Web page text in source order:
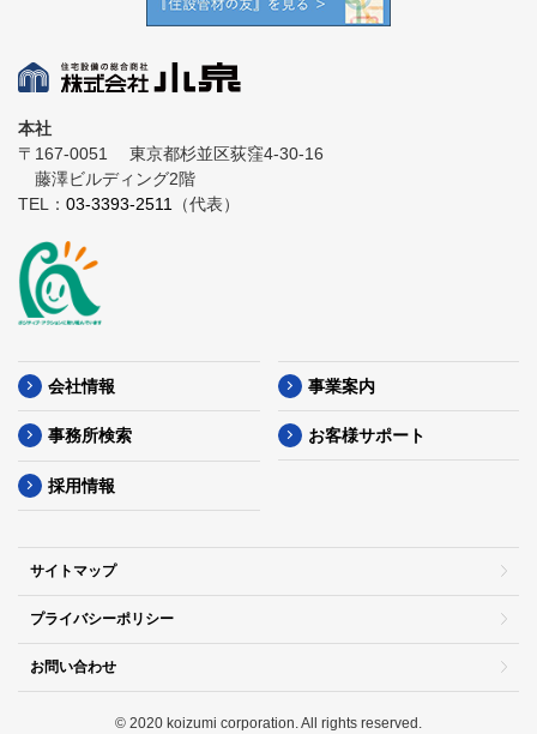
本社
〒167-0051
東京都杉並区荻窪4-30-16
藤澤ビルディング2階
TEL： 03-3393-2511 （代表）
会社情報 事業案内
事務所検索 お客様サポート
採用情報
サイトマップ
プライバシーポリシー
お問い合わせ
© 2020 koizumi corporation. All rights reserved.